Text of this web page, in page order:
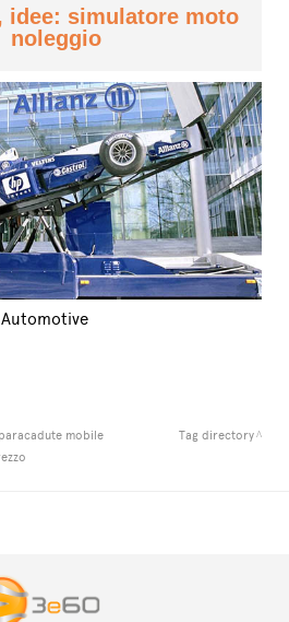
idee: simulatore moto
noleggio
Automotive
mobile
Tag directory